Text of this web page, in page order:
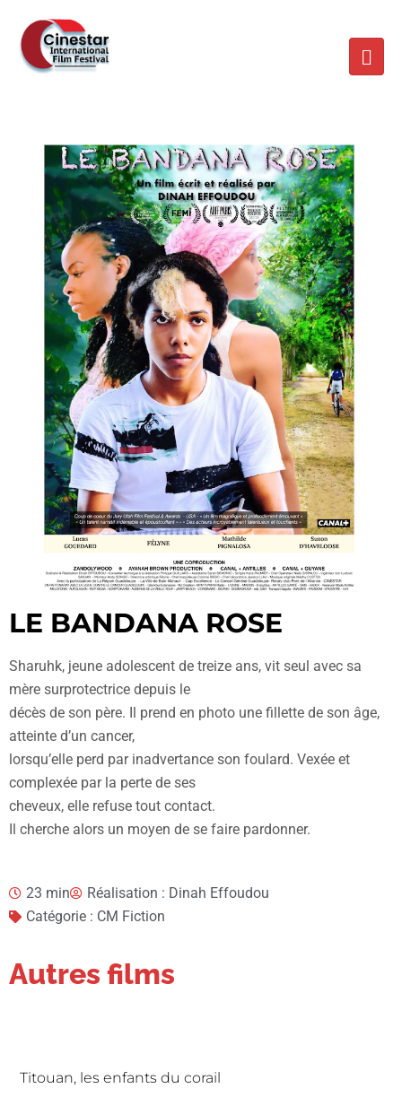
LE BANDANA ROSE
Sharuhk, jeune adolescent de treize ans, vit seul avec sa
mère surprotectrice depuis le
décès de son père. Il prend en photo une fillette de son âge,
atteinte d’un cancer,
lorsqu’elle perd par inadvertance son foulard. Vexée et
complexée par la perte de ses
cheveux, elle refuse tout contact.
Il cherche alors un moyen de se faire pardonner.
23 min
Réalisation : Dinah Effoudou
Catégorie : CM Fiction
Autres films
Titouan, les enfants du corail